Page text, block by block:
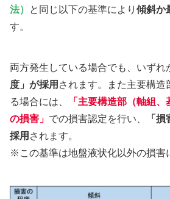
法）
と同じ以下の基準により 傾斜か
す。
両方発生している場合でも、いずれ
度」が採用 されます。また主要構造
る場合には、
「主要構造部（軸組、
の損害」 での損害認定を行い、
「
採用 されます。
※この基準は地盤液状化以外の損害